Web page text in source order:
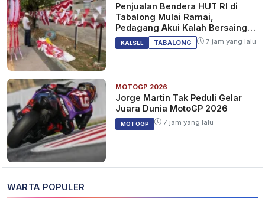
Penjualan Bendera HUT RI di
Tabalong Mulai Ramai,
Pedagang Akui Kalah Bersaing
dengan Online
KALSEL TABALONG 7 jam yang lalu
MOTOGP 2026
Jorge Martin Tak Peduli Gelar
Juara Dunia MotoGP 2026
MOTOGP 7 jam yang lalu
WARTA POPULER